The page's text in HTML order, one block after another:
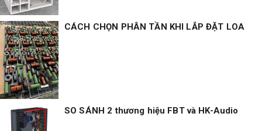
CÁCH CHỌN PHÂN TẦN KHI LẮP ĐẶT LOA
SO SÁNH 2 thương hiệu FBT và HK-Audio